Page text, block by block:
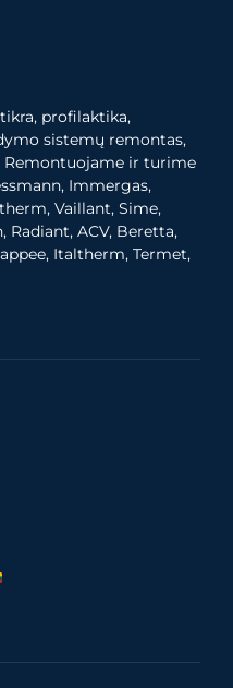
profilaktika,
sistemų remontas,
ir turime
Immergas,
Vaillant, Sime,
Radiant, ACV, Beretta,
Italtherm, Termet,